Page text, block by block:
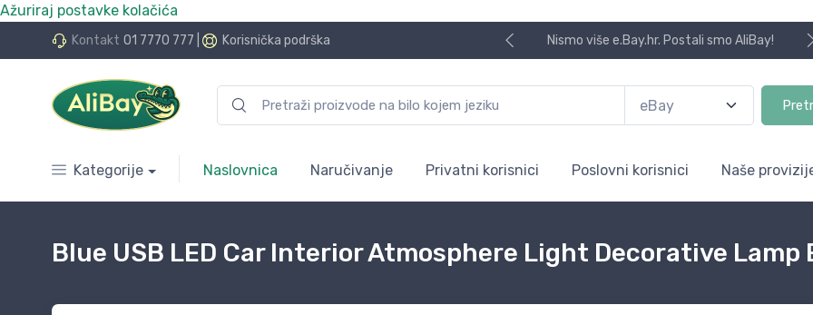
Ažuriraj postavke kolačića
Kontakt 01 7770 777 Korisnička podrška
24 rate bez kamata Nismo više e.Bay.hr. Postali smo AliBay!
Kategorije Naslovnica Naručivanje Privatni korisnici Poslovni korisnici Naše
Blue USB LED Car Interior Atmosphere Light Decorative